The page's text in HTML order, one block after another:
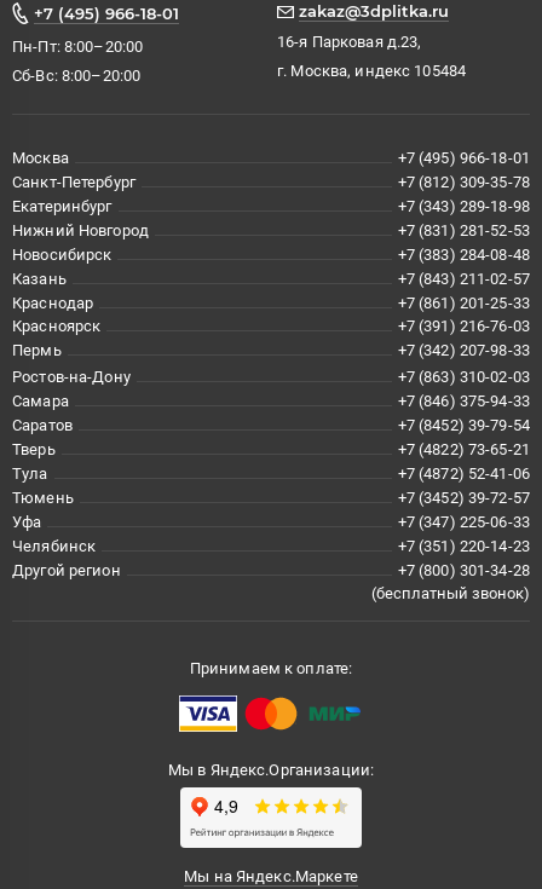
+7 (495) 966-18-01
Пн-Пт: 8:00–20:00
Сб-Вс: 8:00–20:00
zakaz@3dplitka.ru
16-я Парковая д.23,
г. Москва, индекс 105484
Москва
+7 (495) 966-18-01
Санкт-Петербург
+7 (812) 309-35-78
Екатеринбург
+7 (343) 289-18-98
Нижний Новгород
+7 (831) 281-52-53
Новосибирск
+7 (383) 284-08-48
Казань
+7 (843) 211-02-57
Краснодар
+7 (861) 201-25-33
Красноярск
+7 (391) 216-76-03
Пермь
+7 (342) 207-98-33
Ростов-на-Дону
+7 (863) 310-02-03
Самара
+7 (846) 375-94-33
Саратов
+7 (8452) 39-79-54
Тверь
+7 (4822) 73-65-21
Тула
+7 (4872) 52-41-06
Тюмень
+7 (3452) 39-72-57
Уфа
+7 (347) 225-06-33
Челябинск
+7 (351) 220-14-23
Другой регион
+7 (800) 301-34-28
(бесплатный звонок)
Принимаем к оплате:
Мы в Яндекс.Организации:
Мы на Яндекс.Маркете